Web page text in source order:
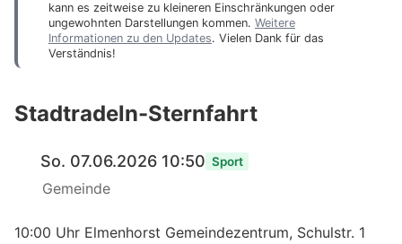
kann es zeitweise zu kleineren Einschränkungen oder
ungewohnten Darstellungen kommen. Weitere
Informationen zu den Updates. Vielen Dank für das
Verständnis!
Stadtradeln-Sternfahrt
So. 07.06.2026 10:50 Sport
Gemeinde
10:00 Uhr Elmenhorst Gemeindezentrum, Schulstr. 1